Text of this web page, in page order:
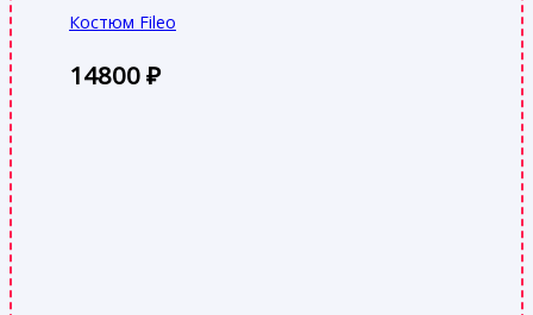
Костюм Fileo
14800₽